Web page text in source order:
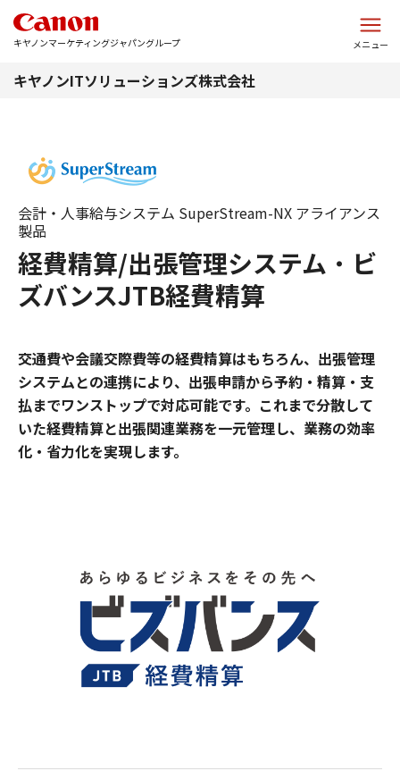
キヤノンマーケティングジャパングループ メニュー
キヤノンITソリューションズ株式会社
経費精算/出張管理システム ・ ビ
ズバンスJTB経費精算
会計・人事給与システム SuperStream-NX アライアンス
製品
交通費や会議交際費等の経費精算はもちろん、出張管理
システムとの連携により、出張申請から予約・精算・支
払までワンストップで対応可能です。これまで分散して
いた経費精算と出張関連業務を一元管理し、業務の効率
化・省力化を実現します。